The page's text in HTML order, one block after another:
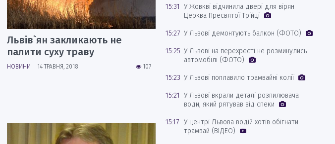
Львів`ян закликають не
палити суху траву
107
НОВИНИ 14 ТРАВНЯ, 2018
15:31 У Жовкві відчинила двері для вірян
Церква Пресвятої Трійці
15:27 У Львові демонтують балкон (ФОТО)
15:25 У Львові на перехресті не розминулись
автомобілі (ФОТО)
15:23 У Львові поплавило трамвайні колії
15:21 У Львові вкрали деталі розпилювача
води, який рятував від спеки
15:17 У центрі Львова водій хотів обігнати
трамвай (ВІДЕО)